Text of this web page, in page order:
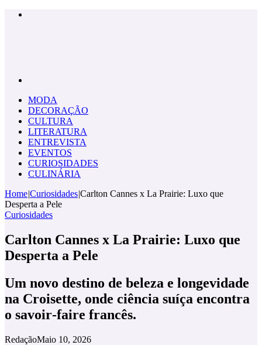
MODA
DECORAÇÃO
CULTURA
LITERATURA
ENTREVISTA
EVENTOS
CURIOSIDADES
CULINÁRIA
Home|Curiosidades|Carlton Cannes x La Prairie: Luxo que
Desperta a Pele
Curiosidades
Carlton Cannes x La Prairie: Luxo que
Desperta a Pele
Um novo destino de beleza e longevidade
na Croisette, onde ciência suíça encontra
o savoir‑faire francês.
RedaçãoMaio 10, 2026